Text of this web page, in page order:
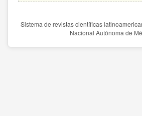
Sistema de revistas científicas
Nacional Autónoma de